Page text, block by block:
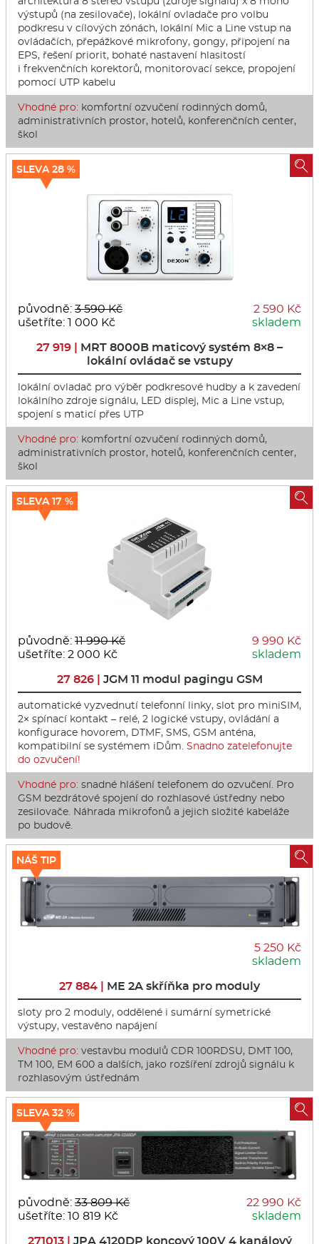
výstupů (na zesilovače), lokální ovladače pro volbu
podkresu v cílových zónách, lokální Mic a Line vstup na
ovládačích, přepážkové mikrofony, gongy, připojení na
EPS, řešení priorit, bohaté nastavení hlasitostí
i frekvenčních korektorů, monitorovací sekce, propojení
pomocí UTP kabelu
Vhodné pro: komfortní ozvučení rodinných domů,
administrativních prostor, hotelů, konferenčních center,
škol
původně: 3 590 Kč
ušetříte: 1 000 Kč
2 590 Kč
skladem
27 919 | MRT 8000B maticový systém 8×8 –
lokální ovládač se vstupy
lokální ovladač pro výběr podkresové hudby a k zavedení
lokálního zdroje signálu, LED displej, Mic a Line vstup,
spojení s maticí přes UTP
Vhodné pro: komfortní ozvučení rodinných domů,
administrativních prostor, hotelů, konferenčních center,
škol
SLEVA 28 % 
původně: 11 990 Kč
ušetříte: 2 000 Kč
9 990 Kč
skladem
27 826 | JGM 11 modul pagingu GSM
automatické vyzvednutí telefonní linky, slot pro miniSIM,
2× spínací kontakt – relé, 2 logické vstupy, ovládání a
konfigurace hovorem, DTMF, SMS, GSM anténa,
kompatibilní se systémem iDům. Snadno zatelefonujte
do ozvučení!
Vhodné pro: snadné hlášení telefonem do ozvučení. Pro
GSM bezdrátové spojení do rozhlasové ústředny nebo
zesilovače. Náhrada mikrofonů a jejich složité kabeláže
po budově.
SLEVA 17 % 
5 250 Kč
skladem
27 884 | ME 2A skříňka pro moduly
sloty pro 2 moduly, oddělené i sumární symetrické
výstupy, vestavěno napájení
Vhodné pro: vestavbu modulů CDR 100RDSU, DMT 100,
TM 100, EM 600 a dalších, jako rozšíření zdrojů signálu k
rozhlasovým ústřednám
NÁŠ TIP 
původně: 33 809 Kč
ušetříte: 10 819 Kč
22 990 Kč
skladem
271013 | JPA 4120DP koncový 100V 4 kanálový
SLEVA 32 % 